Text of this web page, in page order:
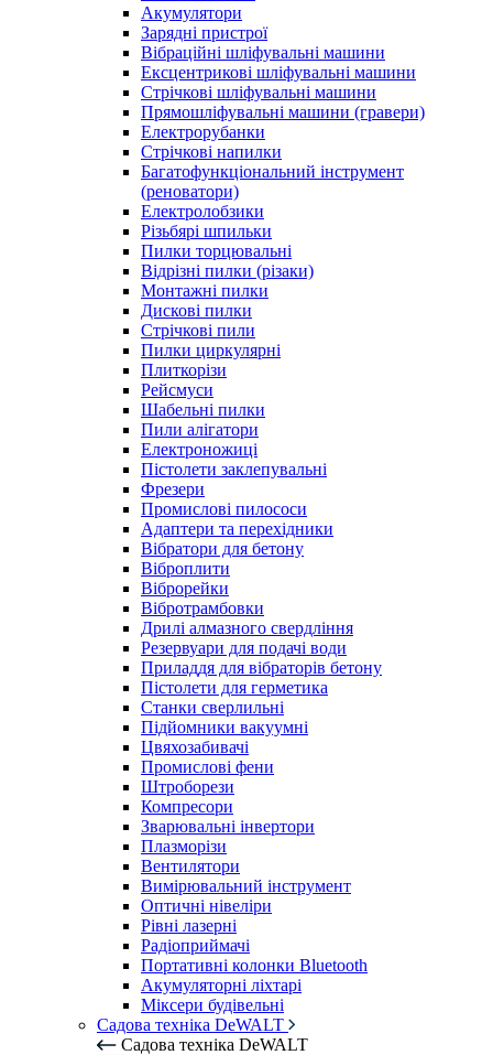
Акумулятори
Зарядні пристрої
Вібраційні шліфувальні машини
Ексцентрикові шліфувальні машини
Стрічкові шліфувальні машини
Прямошліфувальні машини (гравери)
Електрорубанки
Стрічкові напилки
Багатофункціональний інструмент
(реноватори)
Електролобзики
Різьбярі шпильки
Пилки торцювальні
Відрізні пилки (різаки)
Монтажні пилки
Дискові пилки
Стрічкові пили
Пилки циркулярні
Плиткорізи
Рейсмуси
Шабельні пилки
Пили алігатори
Електроножиці
Пістолети заклепувальні
Фрезери
Промислові пилососи
Адаптери та перехідники
Вібратори для бетону
Віброплити
Віброрейки
Вібротрамбовки
Дрилі алмазного свердління
Резервуари для подачі води
Приладдя для вібраторів бетону
Пістолети для герметика
Станки сверлильні
Підйомники вакуумні
Цвяхозабивачі
Промислові фени
Штроборези
Компресори
Зварювальні інвертори
Плазморізи
Вентилятори
Вимірювальний інструмент
Оптичні нівеліри
Рівні лазерні
Радіоприймачі
Портативні колонки Bluetooth
Акумуляторні ліхтарі
Міксери будівельні
Садова техніка DeWALT
Садова техніка DeWALT